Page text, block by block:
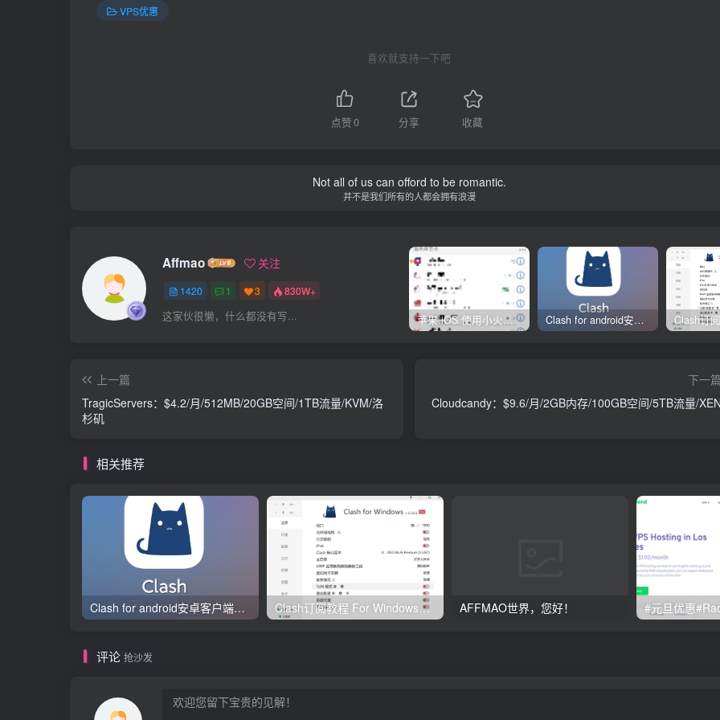
VPS优惠
喜欢就支持一下吧
点赞0 分享 收藏
Not all of us can offord to be romantic.
并不是我们所有的人都会拥有浪漫
Affmao 关注
1420 1 3 830W+
这家伙很懒，什么都没有写... 苹果 iOS 使用小火箭(shadowrocket)新手教程 Clash for android安卓客户端保姆级新手使用教程
上一篇
TragicServers：$4.2/月/512MB/20GB空间/1TB流量/KVM/洛
杉矶
下一篇
Cloudcandy：$9.6/月/2GB内存/100GB空间/5TB流量/
相关推荐
Clash for android安卓客户端保姆级新手使用教程 Clash订阅教程 For Windows中文使用图文教程 AFFMAO世界，您好！
评论 抢沙发